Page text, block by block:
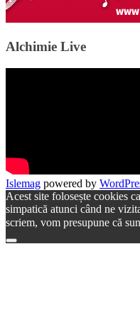
Alchimie Live
Islemag powered by
Acest site folosește cookies
simpatică atunci când ne
scriem, vom presupune că